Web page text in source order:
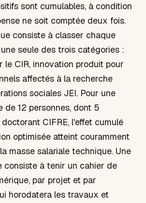
sont cumulables, à condition
ne soit comptée deux fois.
consiste à classer chaque
seule des trois catégories :
le CIR, innovation produit pour
affectés à la recherche
sociales JEI. Pour une
de 12 personnes, dont 5
CIFRE, l'effet cumulé
optimisée atteint couramment
masse salariale technique. Une
consiste à tenir un cahier de
par projet et par
horodatera les travaux et